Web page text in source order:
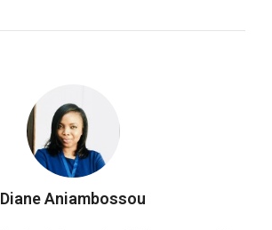
Diane Aniambossou